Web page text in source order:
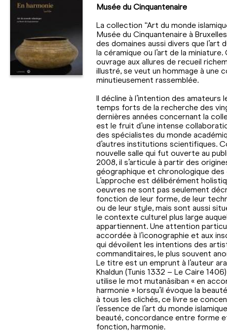
Musée du Cinquantenaire
La collection “Art du monde
Musée du Cinquantenaire à
des domaines aussi divers que l’art
la céramique ou l’art de la miniature.
ouvrage aux allures de recueil
illustré, se veut un hommage à une
minutieusement rassemblée.
Il décline à l’intention des amateurs
temps forts de la recherche des
dernières années concernant la
est le fruit d’une intense
des spécialistes du monde
d’autres institutions scientifiques.
nouvelle salle qui fut ouverte au
2008, il s’articule à partir des
géographique et chronologique des
L’approche est délibérément
oeuvres ne sont pas seulement
fonction de leur forme, de leur
ou de leur style, mais sont aussi
le contexte culturel plus large
appartiennent. Une attention
accordée à l’iconographie et aux
qui dévoilent les intentions des
commanditaires, le plus souvent
Le titre est un emprunt à l’auteur
Khaldun (Tunis 1332 – Le Caire
utilise le mot mutanāsiban « en
harmonie » lorsqu’il évoque la
à tous les clichés, ce livre se
l’essence de l’art du monde
beauté, concordance entre forme
fonction, harmonie.